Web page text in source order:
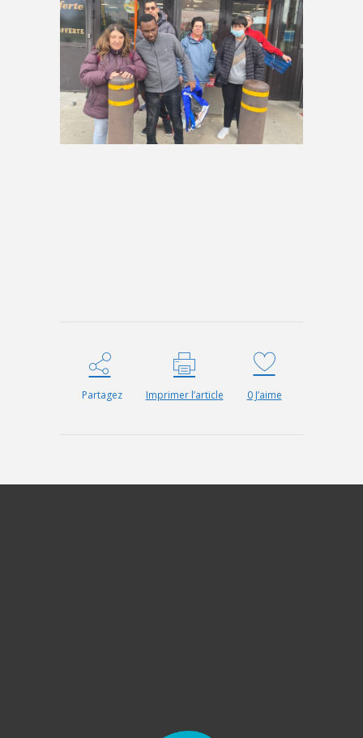
Partagez Imprimer l’article 0J’aime